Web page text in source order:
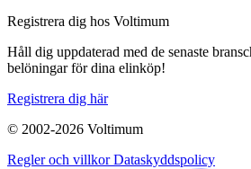
Registrera dig hos Voltimum
Håll dig uppdaterad med de senaste
belöningar för dina elinköp!
Registrera dig här
© 2002-2026 Voltimum
Regler och villkorDataskyddspolicy